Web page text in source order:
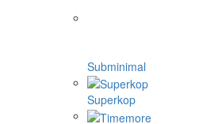
Subminimal
Superkop